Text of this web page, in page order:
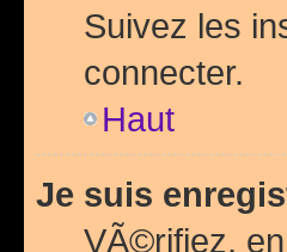
Suivez les
connecter.
Haut
Je suis
VÃ©rifiez,